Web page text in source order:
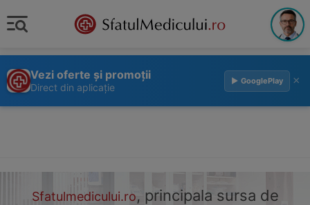
Vezi oferte și promoții
Direct din aplicație
▶ GooglePlay ×
Sfatulmedicului.ro, principala sursa de